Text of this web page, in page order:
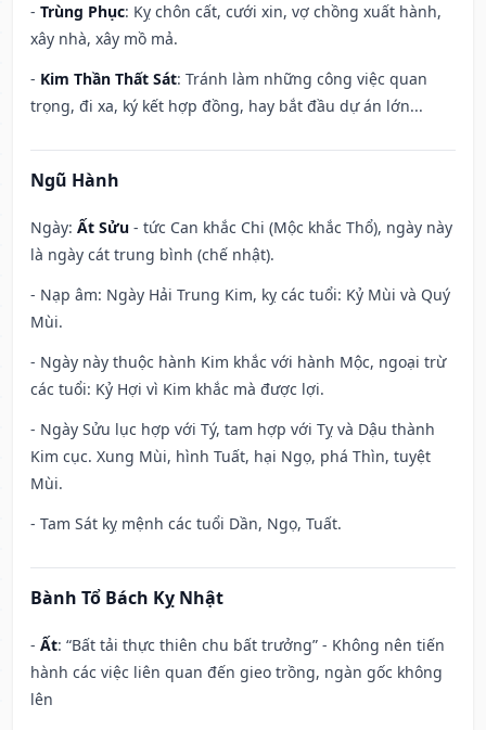
- Trùng Phục: Kỵ chôn cất, cưới xin, vợ chồng xuất hành,
xây nhà, xây mồ mả.
- Kim Thần Thất Sát: Tránh làm những công việc quan
trọng, đi xa, ký kết hợp đồng, hay bắt đầu dự án lớn...
Ngũ Hành
Ngày: Ất Sửu - tức Can khắc Chi (Mộc khắc Thổ), ngày này
là ngày cát trung bình (chế nhật).
- Nạp âm: Ngày Hải Trung Kim, kỵ các tuổi: Kỷ Mùi và Quý
Mùi.
- Ngày này thuộc hành Kim khắc với hành Mộc, ngoại trừ
các tuổi: Kỷ Hợi vì Kim khắc mà được lợi.
- Ngày Sửu lục hợp với Tý, tam hợp với Tỵ và Dậu thành
Kim cục. Xung Mùi, hình Tuất, hại Ngọ, phá Thìn, tuyệt
Mùi.
- Tam Sát kỵ mệnh các tuổi Dần, Ngọ, Tuất.
Bành Tổ Bách Kỵ Nhật
- Ất: “Bất tải thực thiên chu bất trưởng” - Không nên tiến
hành các việc liên quan đến gieo trồng, ngàn gốc không
lên